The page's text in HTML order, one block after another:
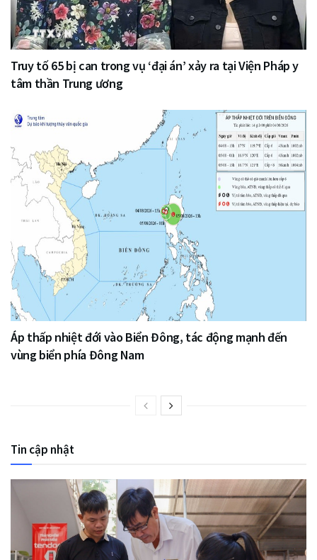
Truy tố 65 bị can trong vụ ‘đại án’ xảy ra tại Viện Pháp y
tâm thần Trung ương
Áp thấp nhiệt đới vào Biển Đông, tác động mạnh đến
vùng biển phía Đông Nam
Tin cập nhật